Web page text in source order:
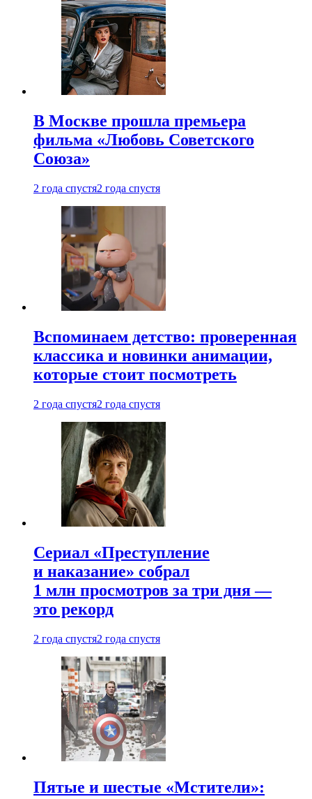
В Москве прошла премьера
фильма «Любовь Советского
Союза»
2 года спустя2 года спустя
Вспоминаем детство: проверенная
классика и новинки анимации,
которые стоит посмотреть
2 года спустя2 года спустя
Сериал «Преступление
и наказание» собрал
1 млн просмотров за три дня —
это рекорд
2 года спустя2 года спустя
Пятые и шестые «Мстители»: